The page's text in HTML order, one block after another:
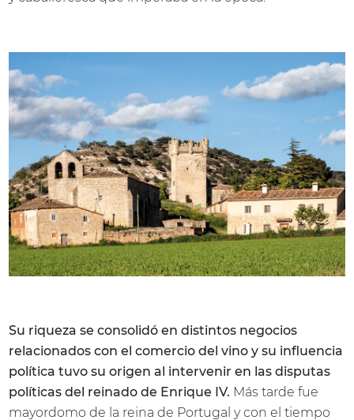
Su riqueza se consolidó en distintos negocios
relacionados con el comercio del vino y su influencia
política tuvo su origen al intervenir en las disputas
políticas del reinado de Enrique IV. Más tarde fue
mayordomo de la reina de Portugal y con el tiempo